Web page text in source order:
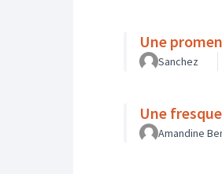
Une
Sanchez
Une
Amandine